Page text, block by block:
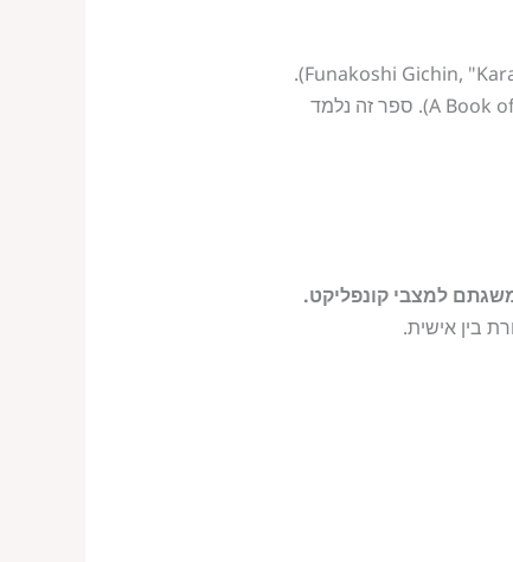
או ספרו של מיאמטו מוסאשי גדול הסמוראים בכל הזמנים, המנתח טאקטיקה ואסטרטגיה של עימות (A Book of Five Rings). ספר זה נלמד
למצבי קונפליקט.
בין אישית.